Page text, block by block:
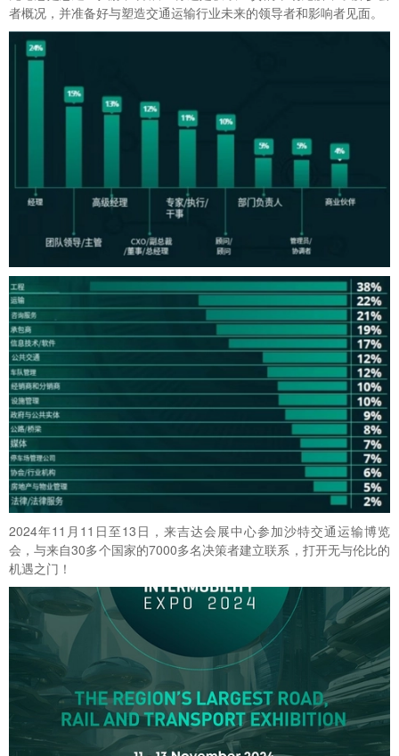
者概况，并准备好与塑造交通运输行业未来的领导者和影响者见面。
2024年11月11日至13日，来吉达会展中心参加沙特交通运输博览
会，与来自30多个国家的7000多名决策者建立联系，打开无与伦比的
机遇之门！